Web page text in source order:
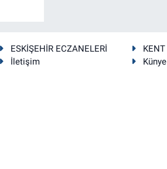
ESKİŞEHİR ECZANELERİ
KENT
İletişim
Künye